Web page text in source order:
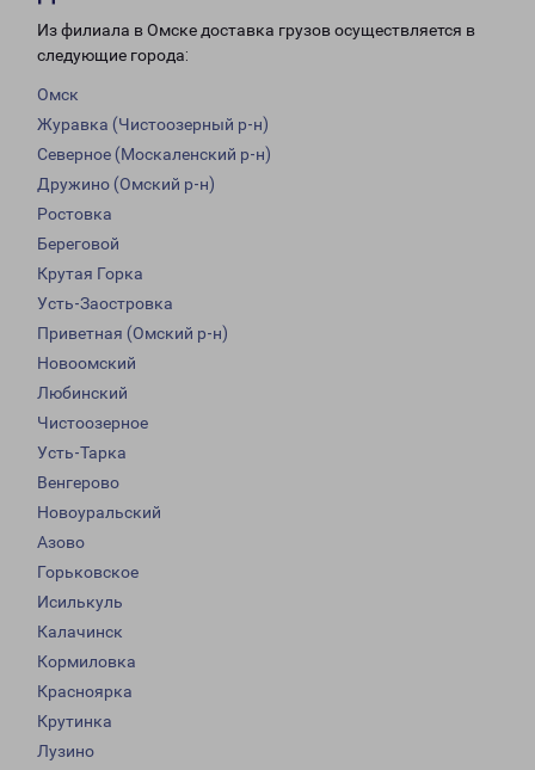
Из филиала в Омске доставка грузов осуществляется в
следующие города:
Омск
Журавка (Чистоозерный р-н)
Северное (Москаленский р-н)
Дружино (Омский р-н)
Ростовка
Береговой
Крутая Горка
Усть-Заостровка
Приветная (Омский р-н)
Новоомский
Любинский
Чистоозерное
Усть-Тарка
Венгерово
Новоуральский
Азово
Горьковское
Исилькуль
Калачинск
Кормиловка
Красноярка
Крутинка
Лузино